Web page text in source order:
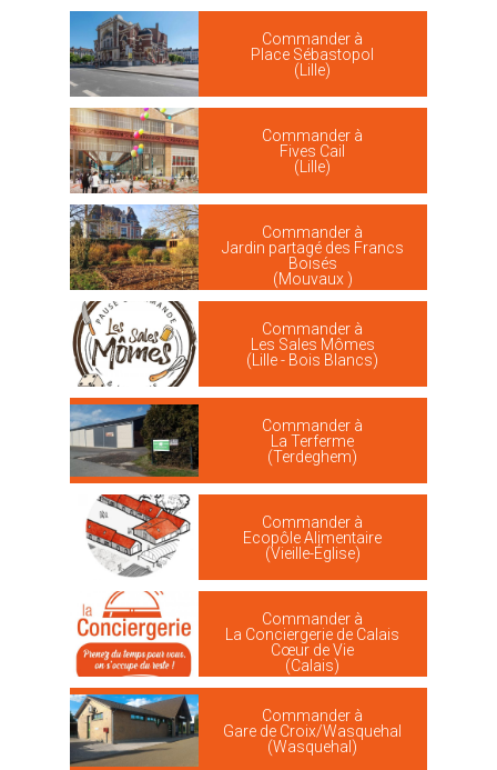
Commander à
Place Sébastopol
(Lille)
Commander à
Fives Cail
(Lille)
Commander à
Jardin partagé des Francs
Boisés
(Mouvaux )
Commander à
Les Sales Mômes
(Lille - Bois Blancs)
Commander à
La Terferme
(Terdeghem)
Commander à
Ecopôle Alimentaire
(Vieille-Église)
Commander à
La Conciergerie de Calais
Cœur de Vie
(Calais)
Commander à
Gare de Croix/Wasquehal
(Wasquehal)